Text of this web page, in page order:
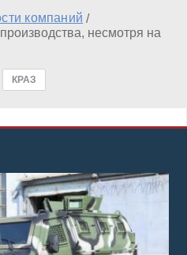
компаний /
несмотря на
КРАЗ